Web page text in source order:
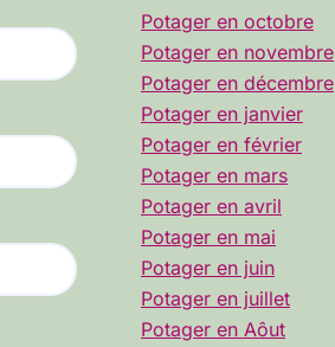
Potager en octobre
Potager en novembre
Potager en décembre
Potager en janvier
Potager en février
Potager en mars
Potager en avril
Potager en mai
Potager en juin
Potager en juillet
Potager en Aôut